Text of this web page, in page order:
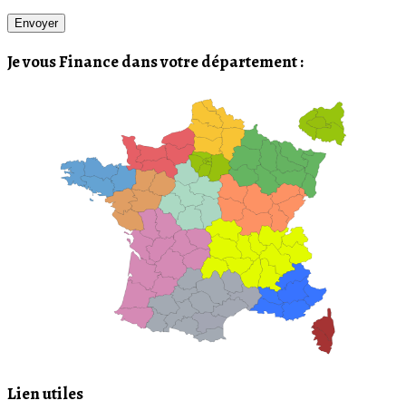
Je vous Finance dans votre département :
Lien utiles